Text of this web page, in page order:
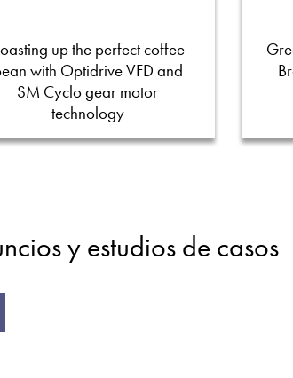
up the perfect coffee
with Optidrive VFD and
SM Cyclo gear motor
technology
y estudios de casos